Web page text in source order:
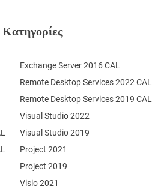
Κατηγορίες
Remote Desktop Services 2022 CAL
Remote Desktop Services 2019 CAL
Exchange Server 2016 CAL
Visual Studio 2022
Visual Studio 2019
Project 2021
Project 2019
Visio 2021